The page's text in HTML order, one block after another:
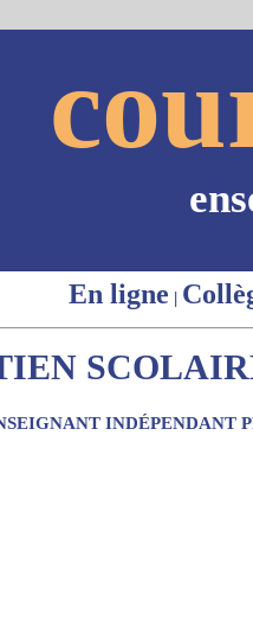
En ligne |
INDÉPENDANT